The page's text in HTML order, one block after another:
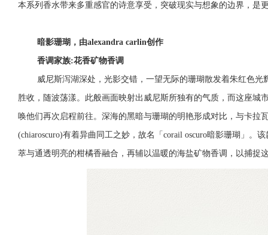
本系列香水带来多重感官的诗意享受，突破现实与想象的边界，是
暗影珊瑚，由alexandra carlin创作
香调家族:花香矿物香调
威尼斯泻湖深处，光影交错，一望无际的珊瑚散发着朱红色
胜收，随波荡漾。此般画面映射出威尼斯所独有的气质，而这座城
唤他们再次启程前往。深海的黑暗与珊瑚的明艳形成对比，与卡拉
(chiaroscuro)有着异曲同工之妙，故名「corail oscuro暗影珊瑚」。
萃与通透明亮的柑橘香融合，再辅以温暖的海盐矿物香调，以捕捉